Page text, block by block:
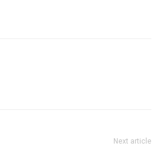
Next article